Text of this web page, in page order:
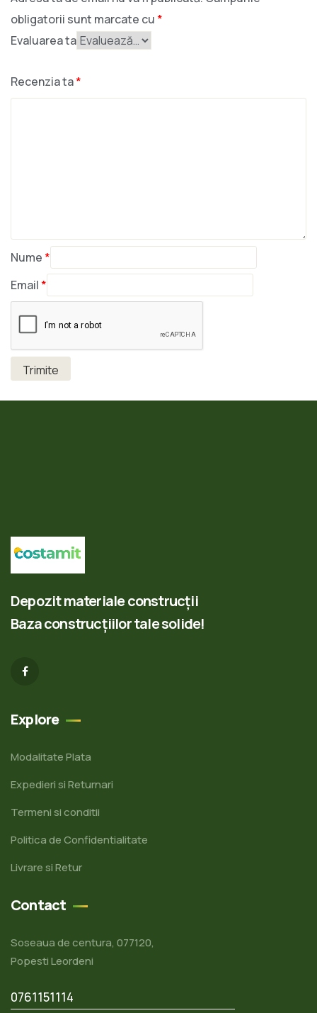
obligatorii sunt marcate cu *
Evaluarea ta
Recenzia ta*
Nume *
Email *
Depozit materiale construcții
Baza construcțiilor tale solide!
Explore
Modalitate Plata
Expedieri si Returnari
Termeni si conditii
Politica de Confidentialitate
Livrare si Retur
Contact
Soseaua de centura, 077120,
Popesti Leordeni
0761151114